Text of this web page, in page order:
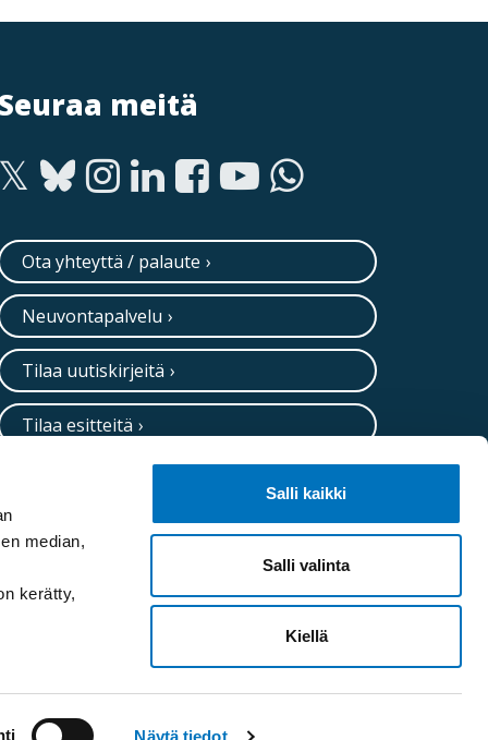
median,
kerätty,
Näytä tiedot
Salli kaikki
Salli valinta
Kiellä
meitä
Ota yhteyttä / palaute
Neuvontapalvelu
Tilaa uutiskirjeitä
Tilaa esitteitä